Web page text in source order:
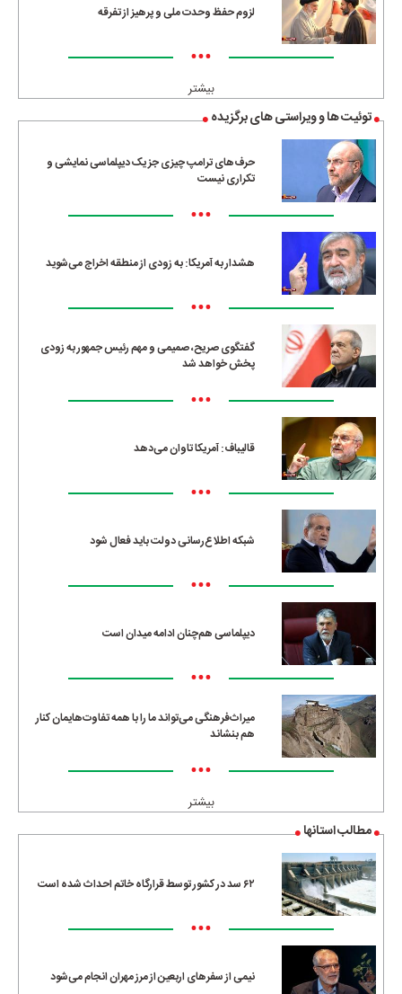
لزوم حفظ وحدت ملی و پرهیز از تفرقه
•••
بیشتر
توئیت ها و ویراستی های برگزیده
حرف‌های ترامپ چیزی جز یک دیپلماسی نمایشی و
تکراری نیست
•••
هشدار به آمریکا: به زودی از منطقه اخراج می‌شوید
•••
گفتگوی صریح، صمیمی و مهم رئیس جمهور به زودی
پخش خواهد شد
•••
قالیباف: آمریکا تاوان می‌دهد
•••
شبکه اطلاع‌رسانی دولت باید فعال شود
•••
دیپلماسی هم‌چنان ادامه میدان است
•••
میراث‌فرهنگی می‌تواند ما را با همه تفاوت‌هایمان کنار
هم بنشاند
•••
بیشتر
مطالب استانها
۶۲ سد در کشور توسط قرارگاه خاتم احداث شده است
•••
نیمی از سفرهای اربعین از مرز مهران انجام می‌شود